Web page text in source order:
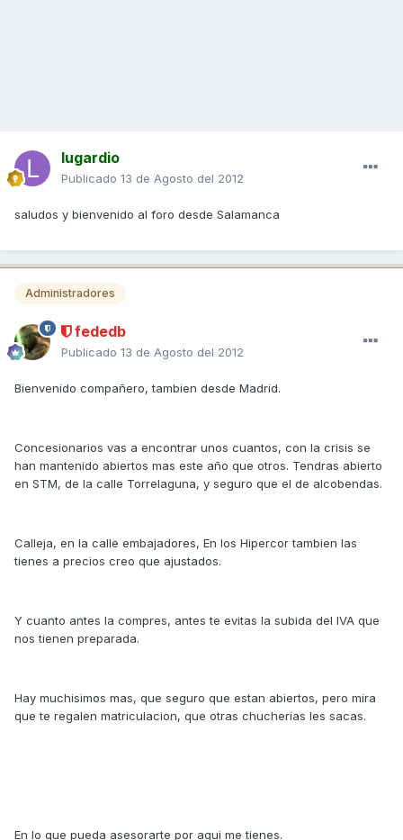
lugardio
Publicado 13 de Agosto del 2012
saludos y bienvenido al foro desde Salamanca
Administradores
fededb
Publicado 13 de Agosto del 2012
Bienvenido compañero, tambien desde Madrid.
Concesionarios vas a encontrar unos cuantos, con la crisis se
han mantenido abiertos mas este año que otros. Tendras abierto
en STM, de la calle Torrelaguna, y seguro que el de alcobendas.
Calleja, en la calle embajadores, En los Hipercor tambien las
tienes a precios creo que ajustados.
Y cuanto antes la compres, antes te evitas la subida del IVA que
nos tienen preparada.
Hay muchisimos mas, que seguro que estan abiertos, pero mira
que te regalen matriculacion, que otras chucherias les sacas.
En lo que pueda asesorarte por aqui me tienes.